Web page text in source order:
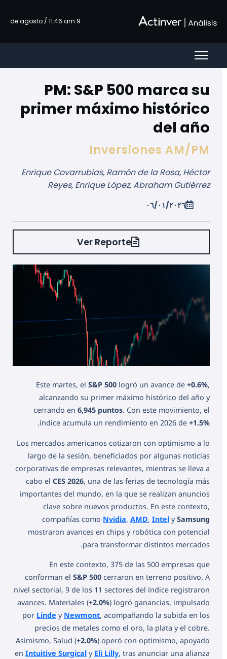
9 de agosto / 11:46 am
PM: S&P 500 marca su
primer máximo histórico
del año
Inversiones AM/PM
Enrique Covarrubias, Ramón de la Rosa, Héctor
Reyes, Enrique López, Abraham Gutiérrez
٠٦/٠١/٢٠٢٦
Ver Reporte
Este martes, elS&P 500 logró un avance de+0.6%,
alcanzando su primer máximo histórico del año y
cerrando en6,945 puntos. Con este movimiento, el
índice acumula un rendimiento en 2026 de+1.5%
.
Los mercados americanos cotizaron con optimismo a lo
largo de la sesión, beneficiados por algunas noticias
corporativas de empresas relevantes, mientras se lleva a
cabo elCES 2026, una de las ferias de tecnología más
importantes del mundo, en la que se realizan anuncios
clave sobre nuevos productos. En este contexto,
compañías como Nvidia,AMD,Intel ySamsung
mostraron avances en chips y robótica con potencial
para transformar distintos mercados.
En este contexto, 375 de las 500 empresas que
conforman elS&P 500 cerraron en terreno positivo. A
nivel sectorial, 9 de los 11 sectores del índice registraron
avances. Materiales (+2.0%) logró ganancias, impulsado
por Linde y Newmont, acompañando la subida en los
precios de metales como el oro, la plata y el cobre.
Asimismo, Salud (+2.0%) operó con optimismo, apoyado
enIntuitive Surgical y Eli Lilly, tras anunciar una alianza